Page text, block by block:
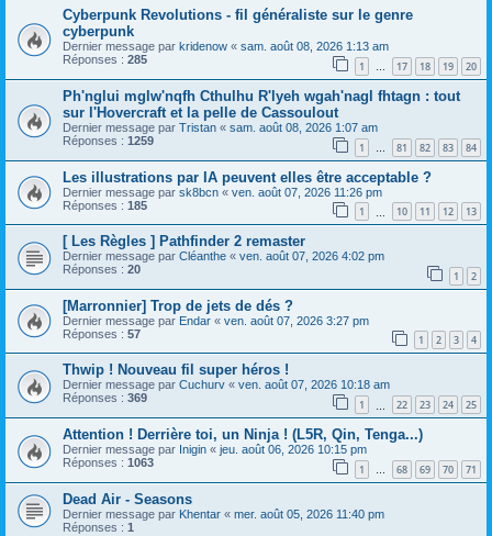
Cyberpunk Revolutions - fil généraliste sur le genre
cyberpunk
Dernier message par kridenow « sam. août 08, 2026 1:13 am
Réponses : 285 1 … 17 18 19 20
Ph'nglui mglw'nqfh Cthulhu R'lyeh wgah'nagl fhtagn : tout
sur l'Hovercraft et la pelle de Cassoulout
Dernier message par Tristan « sam. août 08, 2026 1:07 am
Réponses : 1259 1 … 81 82 83 84
Les illustrations par IA peuvent elles être acceptable ?
Dernier message par sk8bcn « ven. août 07, 2026 11:26 pm
Réponses : 185 1 10 11 12 13
[ Les Règles ] Pathfinder 2 remaster
Dernier message par Cléanthe « ven. août 07, 2026 4:02 pm
Réponses : 20 1 2
[Marronnier] Trop de jets de dés ?
Dernier message par Endar « ven. août 07, 2026 3:27 pm
Réponses : 57 1 2 3 4
Thwip ! Nouveau fil super héros !
Dernier message par Cuchurv « ven. août 07, 2026 10:18 am
Réponses : 369 1 22 23 24 25
Attention ! Derrière toi, un Ninja ! (L5R, Qin, Tenga...)
Dernier message par Inigin « jeu. août 06, 2026 10:15 pm
Réponses : 1063 1 … 68 69 70 71
Dead Air - Seasons
Dernier message par Khentar « mer. août 05, 2026 11:40 pm
Réponses : 1